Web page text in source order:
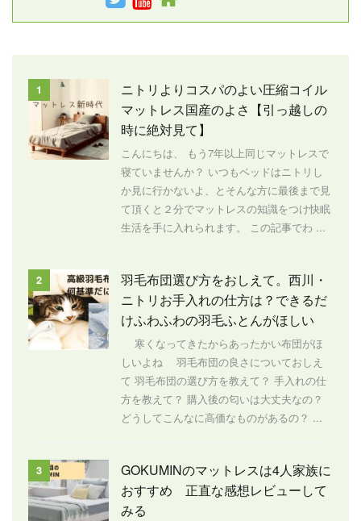
1
ニトリよりコスパのよい圧縮コイル
マットレス国産のよさ【引っ越しの
時に絶対見て】
こんにちは、 もう7年以上同じマットレスで
寝ていませんか？ いつもベッドはニトリし
か見に行かないよ、とそんな方に最後まで見
て頂くと２分でマットレスの知識をつけ快眠
生活を手に入れられます。 この記事でわ ...
2
羽毛布団選び方をおしえて。西川・
ニトリお手入れの仕方は？できるだ
けふわふわの羽毛ふとんがほしい
寒くなってきたからあったかい布団がほ
しいよね 羽毛布団の良さについておしえ
て 羽毛布団の選び方を教えて？ 手入れの仕
方を教えて？ 購入後の匂いは大丈夫なの？
どうしてこんなに高価なものがあるの？ ...
3
GOKUMINのマットレスは4人家族に
おすすめ 正直な感想レビューして
みる